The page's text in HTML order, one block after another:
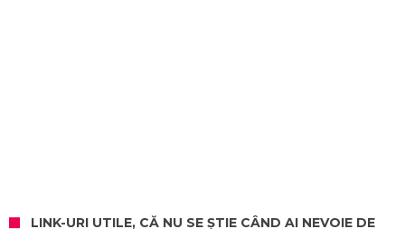
LINK-URI UTILE, CĂ NU SE ȘTIE CÂND AI NEVOIE DE